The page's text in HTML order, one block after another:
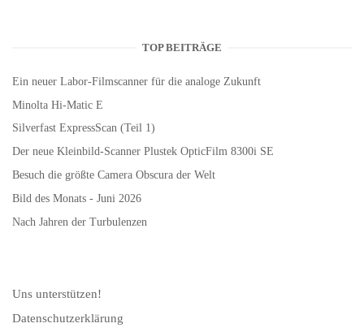
TOP BEITRÄGE
Ein neuer Labor-Filmscanner für die analoge Zukunft
Minolta Hi-Matic E
Silverfast ExpressScan (Teil 1)
Der neue Kleinbild-Scanner Plustek OpticFilm 8300i SE
Besuch die größte Camera Obscura der Welt
Bild des Monats - Juni 2026
Nach Jahren der Turbulenzen
Uns unterstützen!
Datenschutzerklärung